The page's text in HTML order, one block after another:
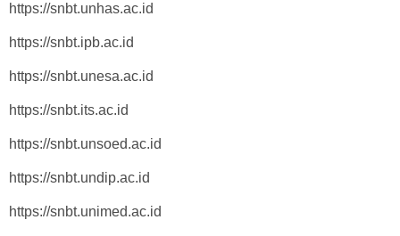
https://snbt.unhas.ac.id
https://snbt.ipb.ac.id
https://snbt.unesa.ac.id
https://snbt.its.ac.id
https://snbt.unsoed.ac.id
https://snbt.undip.ac.id
https://snbt.unimed.ac.id